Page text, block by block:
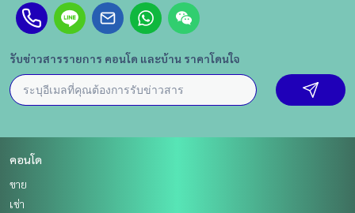
รับข่าวสารรายการ คอนโด และบ้าน ราคาโดนใจ
คอนโด
ขาย
เช่า